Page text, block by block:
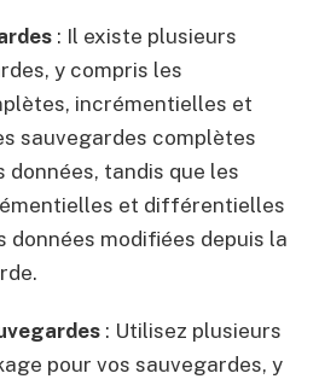
: Il existe plusieurs
y compris les
incrémentielles et
sauvegardes complètes
tandis que les
et différentielles
données modifiées depuis la
: Utilisez plusieurs
pour vos sauvegardes, y